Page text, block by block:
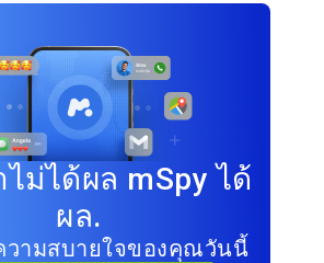
ไม่ได้ผล mSpy ได้
ผล.
วามสบายใจของคุณวันนี้